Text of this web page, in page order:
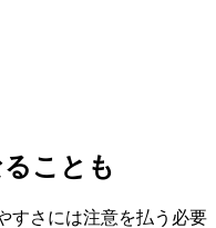
ことも
すさには注意を払う必要